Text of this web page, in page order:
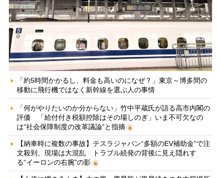
「約5時間かかるし、料金も高いのになぜ？」東京～博多間の
移動に飛行機ではなく新幹線を選ぶ人の事情
「何がやりたいのか分からない」竹中平蔵氏が語る高市内閣の
評価 「給付付き税額控除はその場しのぎ」いま不可欠なの
は“社会保障制度の改革議論”と指摘
【納車時に複数の事故】テスラジャパン“多額のEV補助金”で注
文殺到、現場は大混乱 トラブル続発の背後に見え隠れす
る“イーロンの右腕”の影